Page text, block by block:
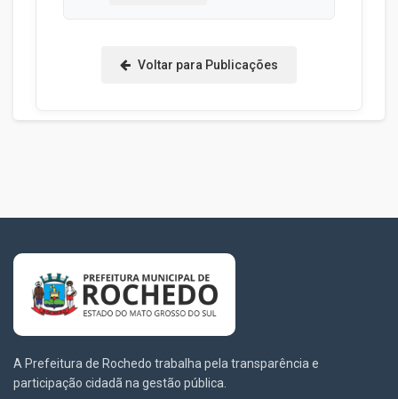
Voltar para Publicações
A Prefeitura de Rochedo trabalha pela transparência e
participação cidadã na gestão pública.